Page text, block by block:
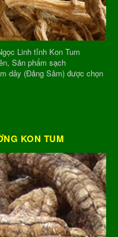
Linh tỉnh Kon Tum
Sản phẩm sạch
dây (Đảng Sâm) được chọn
KON TUM